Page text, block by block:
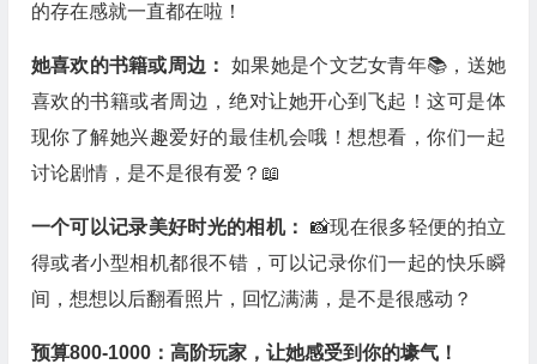
的存在感就一直都在啦！
她喜欢的书籍或周边： 如果她是个文艺女青年📚，送她
喜欢的书籍或者周边，绝对让她开心到飞起！这可是体
现你了解她兴趣爱好的最佳机会哦！想想看，你们一起
讨论剧情，是不是很有爱？📖
一个可以记录美好时光的相机： 📸现在很多轻便的拍立
得或者小型相机都很不错，可以记录你们一起的快乐瞬
间，想想以后翻看照片，回忆满满，是不是很感动？
预算800-1000：高阶玩家，让她感受到你的壕气！